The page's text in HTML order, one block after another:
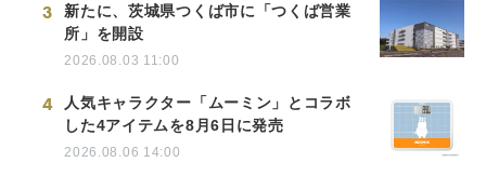
3
新たに、茨城県つくば市に「つくば営業
所」を開設
2026.08.03 11:00
4
人気キャラクター「ムーミン」とコラボ
した4アイテムを8月6日に発売
2026.08.06 14:00